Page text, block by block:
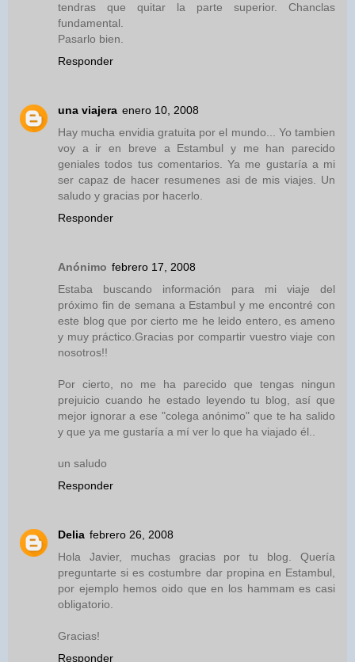
tendras que quitar la parte superior. Chanclas
fundamental.
Pasarlo bien.
Responder
una viajera enero 10, 2008
Hay mucha envidia gratuita por el mundo... Yo tambien
voy a ir en breve a Estambul y me han parecido
geniales todos tus comentarios. Ya me gustaría a mi
ser capaz de hacer resumenes asi de mis viajes. Un
saludo y gracias por hacerlo.
Responder
Anónimo febrero 17, 2008
Estaba buscando información para mi viaje del
próximo fin de semana a Estambul y me encontré con
este blog que por cierto me he leido entero, es ameno
y muy práctico.Gracias por compartir vuestro viaje con
nosotros!!
Por cierto, no me ha parecido que tengas ningun
prejuicio cuando he estado leyendo tu blog, así que
mejor ignorar a ese "colega anónimo" que te ha salido
y que ya me gustaría a mí ver lo que ha viajado él..
un saludo
Responder
Delia febrero 26, 2008
Hola Javier, muchas gracias por tu blog. Quería
preguntarte si es costumbre dar propina en Estambul,
por ejemplo hemos oido que en los hammam es casi
obligatorio.
Gracias!
Responder